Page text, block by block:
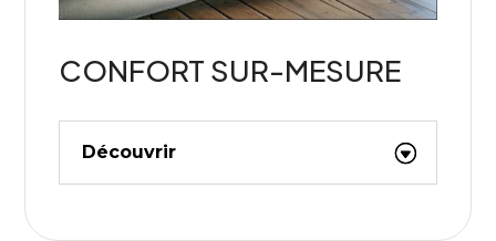
CONFORT SUR-MESURE
Découvrir